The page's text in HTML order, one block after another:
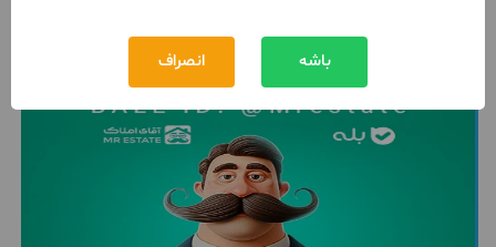
باشه انصراف